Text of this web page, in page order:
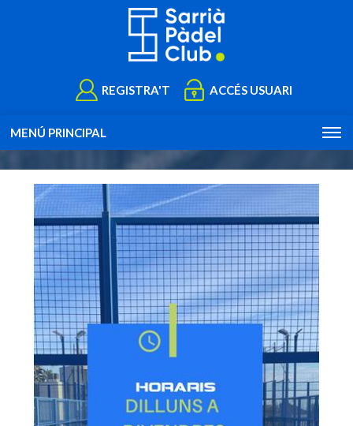
REGISTRA'T ACCÉS USUARI
MENÚ PRINCIPAL